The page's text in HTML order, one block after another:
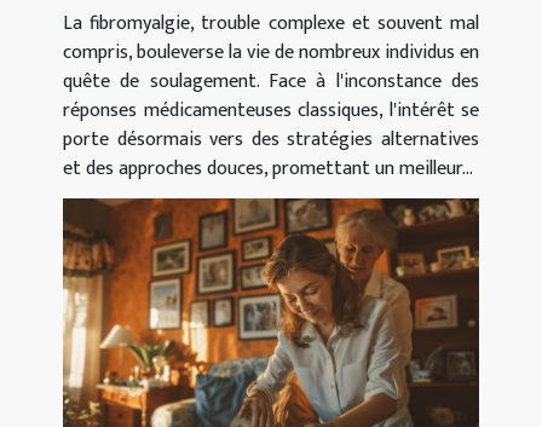
La fibromyalgie, trouble complexe et souvent mal
compris, bouleverse la vie de nombreux individus en
quête de soulagement. Face à l'inconstance des
réponses médicamenteuses classiques, l'intérêt se
porte désormais vers des stratégies alternatives
et des approches douces, promettant un meilleur...